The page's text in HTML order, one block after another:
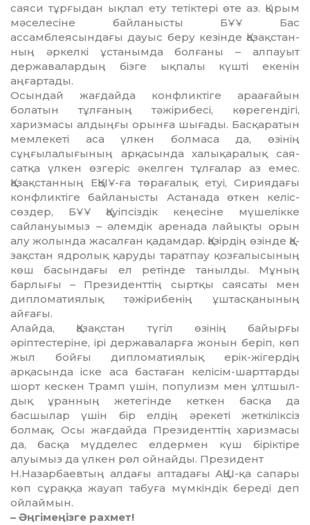
саяси тұрғыдан ық­пал ету тетіктері өте аз. Қы­рым
мәселесіне байланыс­ты БҰҰ Бас
ассамблеясындағы дауыс беру кезінде Қазақстан­
ның әркелкі ұстанымда бол­ғаны – алпауыт
державалар­дың бізге ықпалы күшті еке­­нін
аңғартады.
Осындай жағдайда кон­ф­лик­тіге араағайын
болатын тұл­­ғаның тәжірибесі, көре­ген­дігі,
харизмасы алдыңғы орынға шығады. Басқаратын
мем­лекеті аса үлкен болмаса да, өзінің
сұңғылалығының ар­қасында халықаралық сая­
сатқа үлкен өзгеріс әкелген тұлғалар аз емес.
Қазақстан­ның ЕҚЫҰ-ға төрағалық етуі, Сириядағы
конфликтіге бай­ланысты Астанада өткен ке­ліс­
сөздер, БҰҰ Қауіпсіздік кеңе­сіне мүшелікке
сайлануы­мыз – әлемдік аренада лайық­ты орын
алу жолында жасал­ған қадамдар. Қазірдің өзінде Қа­
зақстан ядролық қаруды та­рат­пау қозғалысының
көш ба­сындағы ел ретінде таныл­ды. Мұның
барлығы – Прези­дент­тің сыртқы саясаты мен
дип­ломатиялық тәжірибенің ұштасқанының
айғағы.
Алайда, Қазақстан түгіл өзінің байырғы
әріптестеріне, ірі державаларға жонын беріп, көп
жыл бойғы диплома­тия­лық ерік-жігердің
арқасында іске аса бастаған келісім-шарт­­тарды
шорт кескен Трамп үшін, популизм мен ұлт­шыл­
дық ұранның жетегінде кет­кен басқа да
басшылар үшін бір елдің әрекеті жеткіліксіз
болмақ. Осы жағдайда Прези­денттің харизмасы
да, басқа мүд­делес елдермен күш бірік­тіре
алуымыз да үлкен рөл ойнайды. Президент
Н.Назарбаевтың алдағы ап­тадағы АҚШ-қа сапары
көп сұраққа жауап табуға мүм­кін­дік береді деп
ойлаймын.
– Әңгімеңізге рахмет!